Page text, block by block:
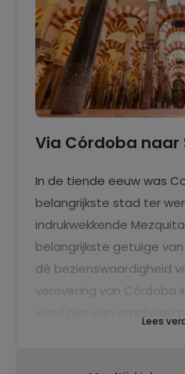
Via Córdoba naar
In de tiende eeuw was
belangrijkste stad ter
indrukwekkende
belangrijkste getuige
dé bezienswaardigheid
verovering van Córdoba
Lees